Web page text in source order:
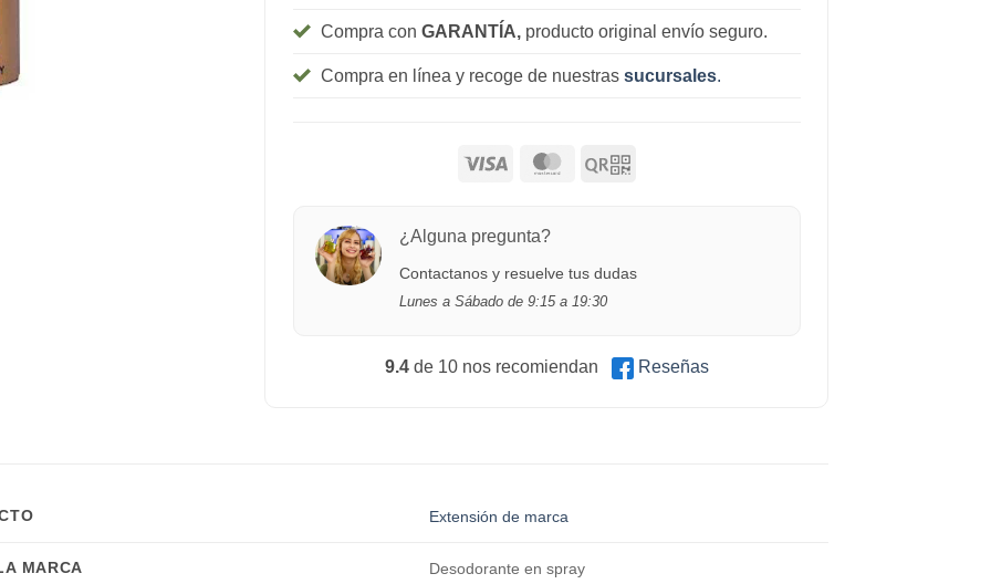
Compra con GARANTÍA,producto original envío seguro.
Compra en línea y recoge de nuestras sucursales.
¿Alguna pregunta?
Contactanos y resuelve tus dudas
Lunes a Sábado de 9:15 a 19:30
9.4de 10 nos recomiendan Reseñas
Extensión de marca
MARCA Desodorante en spray